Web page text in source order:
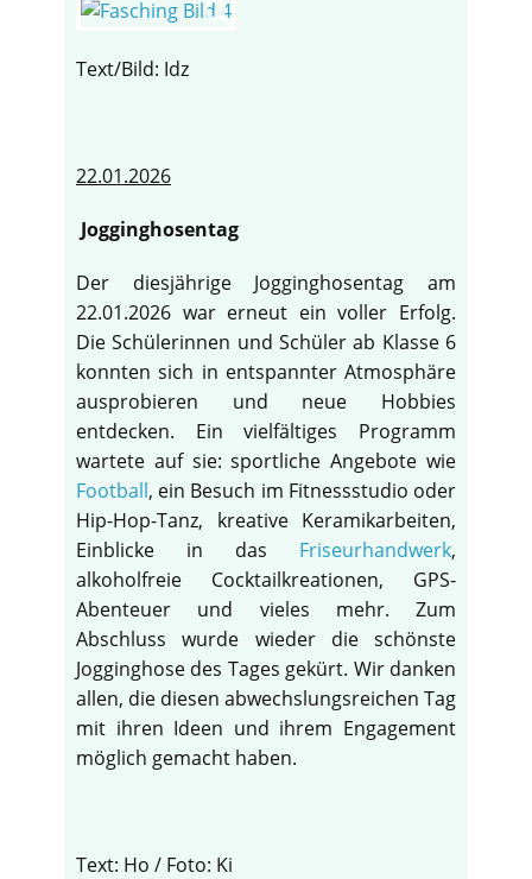
Text/Bild: Idz
22.01.2026
Jogginghosentag
Der diesjährige Jogginghosentag am
22.01.2026 war erneut ein voller Erfolg.
Die Schülerinnen und Schüler ab Klasse 6
konnten sich in entspannter Atmosphäre
ausprobieren und neue Hobbies
entdecken. Ein vielfältiges Programm
wartete auf sie: sportliche Angebote wie
Football, ein Besuch im Fitnessstudio oder
Hip-Hop-Tanz, kreative Keramikarbeiten,
Einblicke in das Friseurhandwerk,
alkoholfreie Cocktailkreationen, GPS-
Abenteuer und vieles mehr. Zum
Abschluss wurde wieder die schönste
Jogginghose des Tages gekürt. Wir danken
allen, die diesen abwechslungsreichen Tag
mit ihren Ideen und ihrem Engagement
möglich gemacht haben.
Text: Ho / Foto: Ki